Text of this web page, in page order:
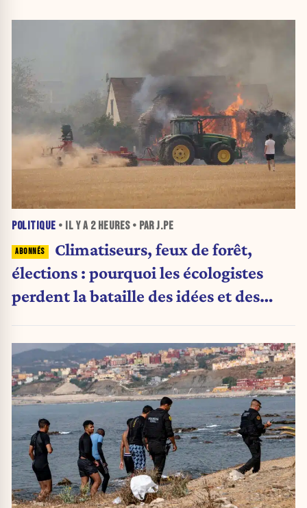
POLITIQUE • IL Y A 2 HEURES• PAR J.PE
Climatiseurs, feux de forêt,
élections : pourquoi les écologistes
perdent la bataille des idées et des